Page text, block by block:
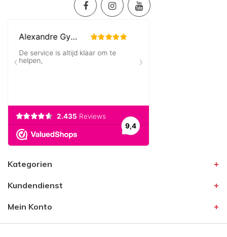
Kategorien
Kundendienst
Mein Konto